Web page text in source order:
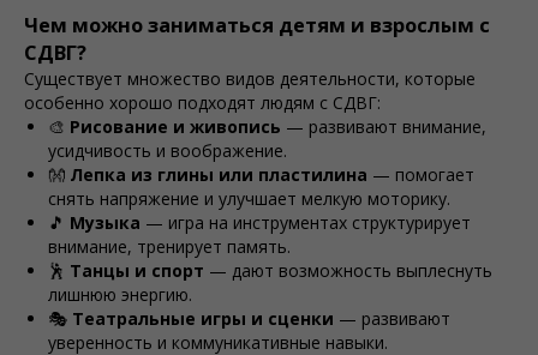
Чем можно заниматься детям и взрослым с
СДВГ?
Существует множество видов деятельности, которые
особенно хорошо подходят людям с СДВГ:
🎨 Рисование и живопись — развивают внимание,
усидчивость и воображение.
👐 Лепка из глины или пластилина — помогает
снять напряжение и улучшает мелкую моторику.
🎵 Музыка — игра на инструментах структурирует
внимание, тренирует память.
🕺 Танцы и спорт — дают возможность выплеснуть
лишнюю энергию.
🎭 Театральные игры и сценки — развивают
уверенность и коммуникативные навыки.